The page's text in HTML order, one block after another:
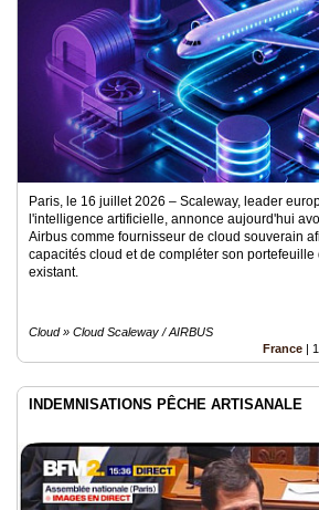
Paris, le 16 juillet 2026 – Scaleway, leader
l'intelligence artificielle, annonce aujourd'hui
Airbus comme fournisseur de cloud souverain
capacités cloud et de compléter son portefeuille
existant.
Cloud » Cloud Scaleway / AIRBUS
France |
INDEMNISATIONS PÊCHE ARTISANALE